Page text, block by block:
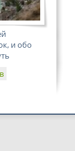
и обо